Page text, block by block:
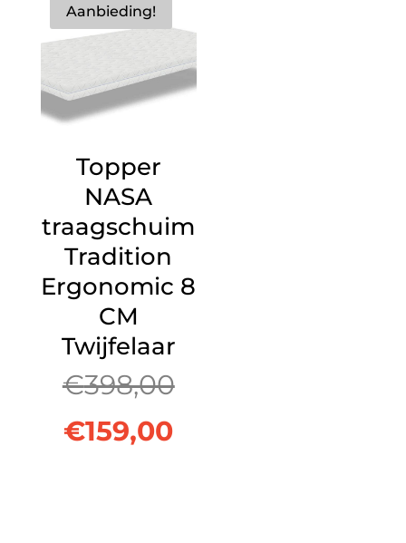
€229,00.
Aanbieding!
Topper
NASA
traagschuim
Tradition
Ergonomic 8
CM
Twijfelaar
€398,00Oorspronkelijke
€159,00Huidige